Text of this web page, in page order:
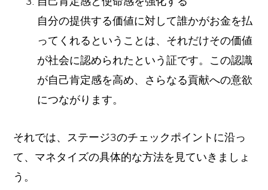
自分の提供する価値に対して誰かがお金を払
ってくれるということは、それだけその価値
が社会に認められたという証です。この認識
が自己肯定感を高め、さらなる貢献への意欲
につながります。
それでは、ステージ3のチェックポイントに沿っ
て、マネタイズの具体的な方法を見ていきましょ
う。